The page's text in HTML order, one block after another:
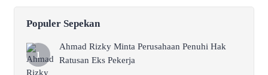
Populer Sepekan
Ahmad Rizky Minta Perusahaan Penuhi Hak
Ratusan Eks Pekerja